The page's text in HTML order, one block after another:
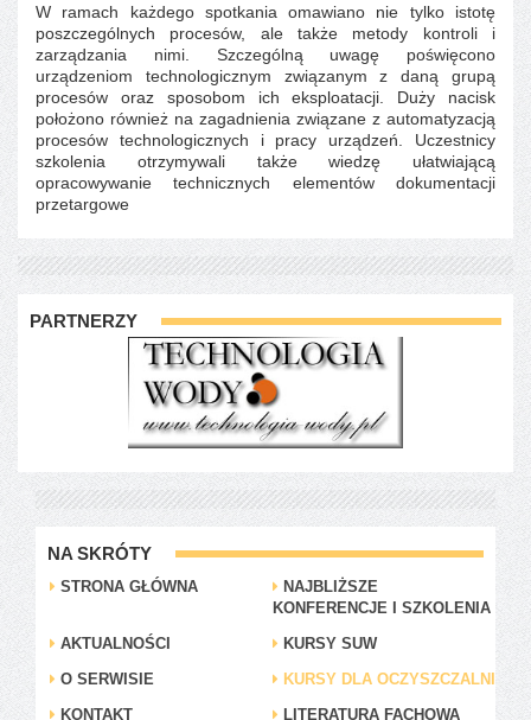
W ramach każdego spotkania omawiano nie tylko istotę
poszczególnych procesów, ale także metody kontroli i
zarządzania nimi. Szczególną uwagę poświęcono
urządzeniom technologicznym związanym z daną grupą
procesów oraz sposobom ich eksploatacji. Duży nacisk
położono również na zagadnienia związane z automatyzacją
procesów technologicznych i pracy urządzeń. Uczestnicy
szkolenia otrzymywali także wiedzę ułatwiającą
opracowywanie technicznych elementów dokumentacji
przetargowe
PARTNERZY
NA SKRÓTY
STRONA GŁÓWNA
NAJBLIŻSZE
KONFERENCJE I SZKOLENIA
AKTUALNOŚCI
KURSY SUW
O SERWISIE
KURSY DLA OCZYSZCZALNI
KONTAKT
LITERATURA FACHOWA